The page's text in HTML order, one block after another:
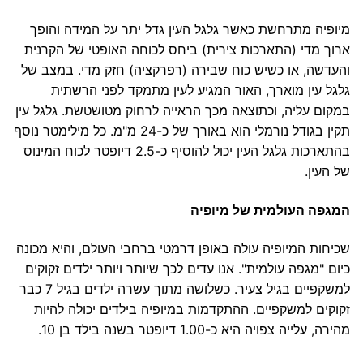
מיופיה מתרחשת כאשר גלגל העין גדל יתר על המידה והופך
ארוך מדי (התארכות צירית) ביחס לכוחה האופטי של הקרנית
והעדשה, או כשיש כוח שבירה (רפרקציה) חזק מדי. במצב של
גלגל עין מוארך, האור המגיע לעין מתמקד לפני הרשתית
במקום עליה, וכתוצאה מכך הראייה לרחוק מטושטשת. גלגל עין
תקין בגודל נורמלי הוא באורך של כ-24 מ"מ. כל מילימטר נוסף
בהתארכות גלגל העין יכול להוסיף כ-2.5 דיופטר לכוח המינוס
של העין.
המגפה העולמית של מיופיה
שכיחות המיופיה עולה באופן דרמטי ברחבי העולם, והיא מכונה
כיום "מגפה עולמית". אנו עדים לכך שיותר ויותר ילדים זקוקים
למשקפיים בגיל צעיר. כשלושה מתוך עשרה ילדים בגיל 7 כבר
זקוקים למשקפיים. ההתקדמות במיופיה בילדים יכולה להיות
מהירה, עלייה צפויה היא כ-1.00 דיופטר בשנה בילד בן 10.